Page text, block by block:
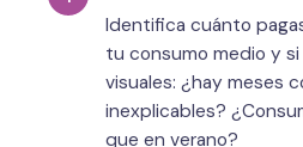
Identifica cuánto
tu consumo medio y
visuales: ¿hay meses
inexplicables?
que en verano?